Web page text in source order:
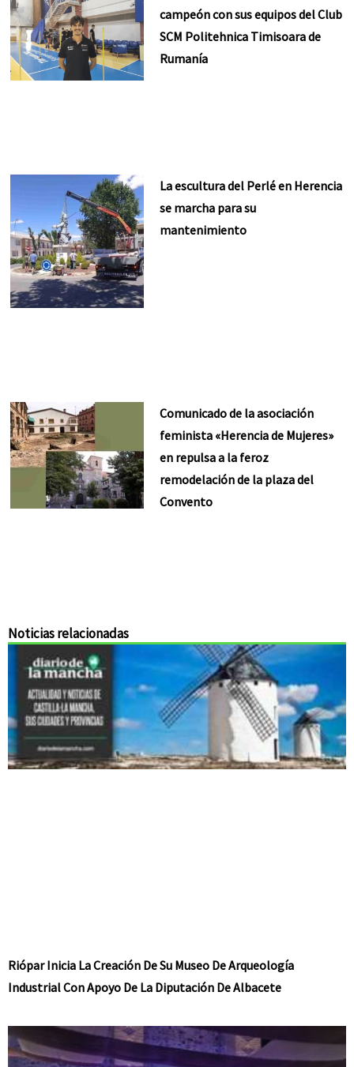
campeón con sus equipos del Club
SCM Politehnica Timisoara de
Rumanía
La escultura del Perlé en Herencia
se marcha para su
mantenimiento
Comunicado de la asociación
feminista «Herencia de Mujeres»
en repulsa a la feroz
remodelación de la plaza del
Convento
Noticias relacionadas
Riópar Inicia La Creación De Su Museo De Arqueología
Industrial Con Apoyo De La Diputación De Albacete